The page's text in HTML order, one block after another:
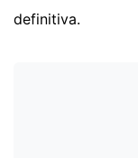
definitiva.